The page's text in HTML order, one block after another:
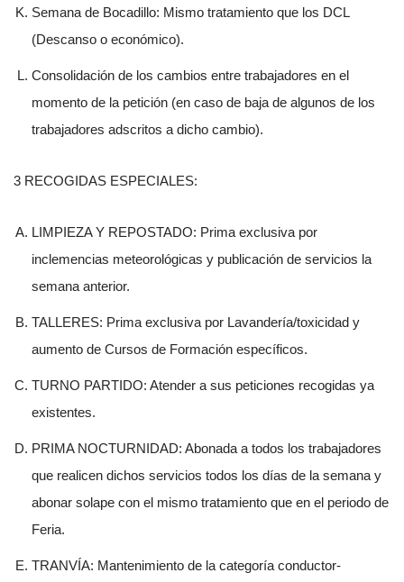
Semana de Bocadillo: Mismo tratamiento que los DCL
(Descanso o económico).
Consolidación de los cambios entre trabajadores en el
momento de la petición (en caso de baja de algunos de los
trabajadores adscritos a dicho cambio).
3 RECOGIDAS ESPECIALES:
LIMPIEZA Y REPOSTADO: Prima exclusiva por
inclemencias meteorológicas y publicación de servicios la
semana anterior.
TALLERES: Prima exclusiva por Lavandería/toxicidad y
aumento de Cursos de Formación específicos.
TURNO PARTIDO: Atender a sus peticiones recogidas ya
existentes.
PRIMA NOCTURNIDAD: Abonada a todos los trabajadores
que realicen dichos servicios todos los días de la semana y
abonar solape con el mismo tratamiento que en el periodo de
Feria.
TRANVÍA: Mantenimiento de la categoría conductor-